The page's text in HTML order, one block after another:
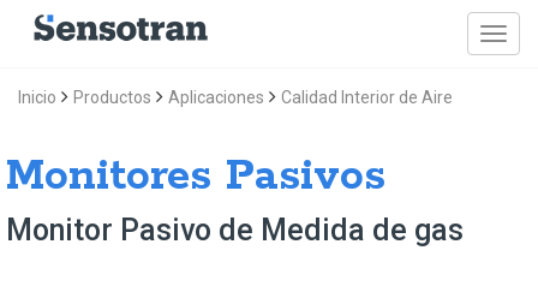
Inicio Productos Aplicaciones Calidad Interior de Aire
Monitores Pasivos
Monitor Pasivo de Medida de gas